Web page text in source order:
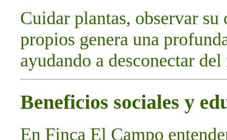
Cuidar plantas, observar
propios genera una
ayudando a desconectar
Beneficios sociales y
En Finca El Campo